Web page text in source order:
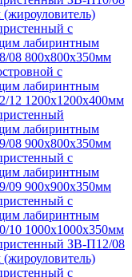
с
лабиринтным
08 800х800х350мм
с
лабиринтным
12 1200х1200х400мм
лабиринтным
08 900х800х350мм
с
лабиринтным
09 900х900х350мм
с
лабиринтным
10 1000х1000х350мм
ЗВ-П12/08
с